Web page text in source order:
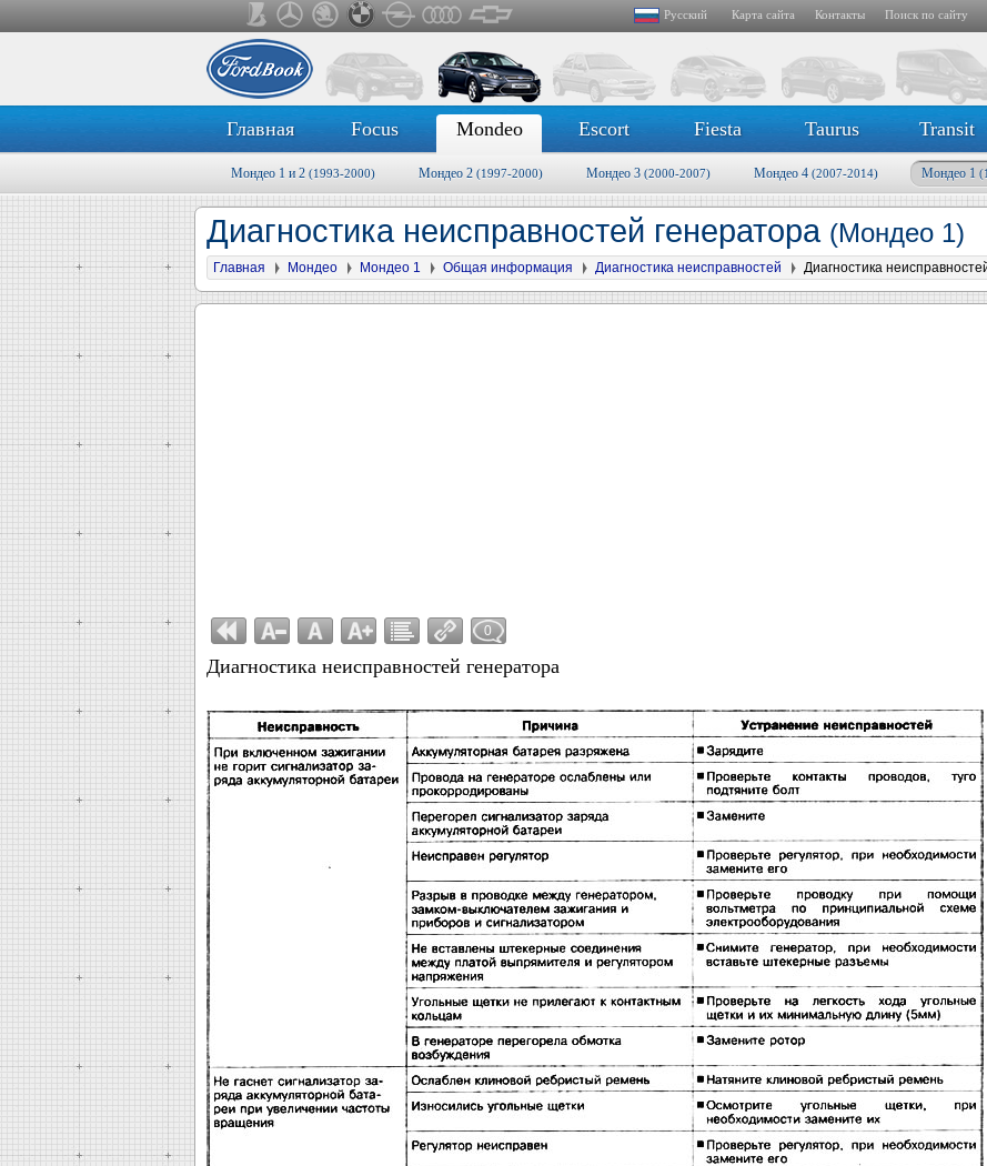
Русский Карта сайта Контакты Поиск по сайту
Главная Focus Mondeo Escort Fiesta Taurus Transit
Мондео 1 и 2 (1993-2000) Мондео 2 (1997-2000) Мондео 3 (2000-2007) Мондео 4 (2007-2014) Мондео 1
Диагностика неисправностей генератора (Мондео 1)
Главная Мондео Мондео 1 Общая информация Диагностика неисправностей Диагностика
0
Диагностика неисправностей генератора